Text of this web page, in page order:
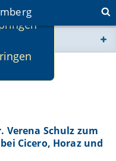
Verena Schulz zum
Cicero, Horaz und